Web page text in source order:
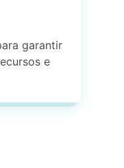
garantir
e